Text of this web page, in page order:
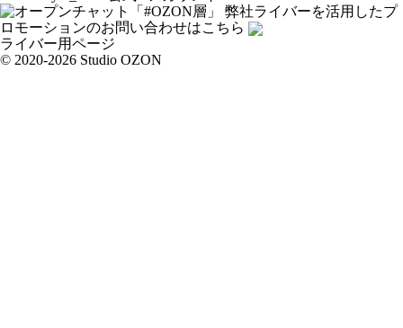
弊社ライバーを活用したプ
ロモーションのお問い合わせはこちら
ライバー用ページ
© 2020-2026 Studio OZON